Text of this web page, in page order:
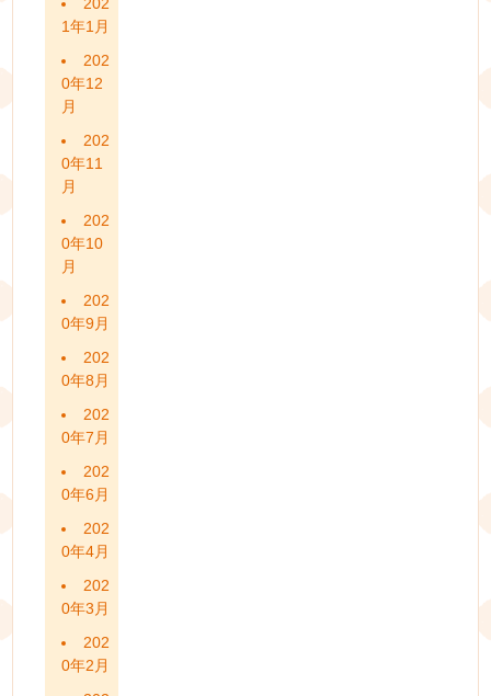
202
1年1月
202
0年12
月
202
0年11
月
202
0年10
月
202
0年9月
202
0年8月
202
0年7月
202
0年6月
202
0年4月
202
0年3月
202
0年2月